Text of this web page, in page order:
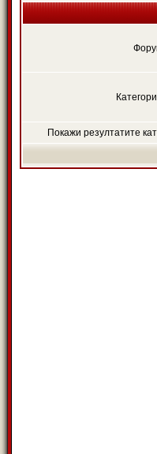
Покажи резултатите